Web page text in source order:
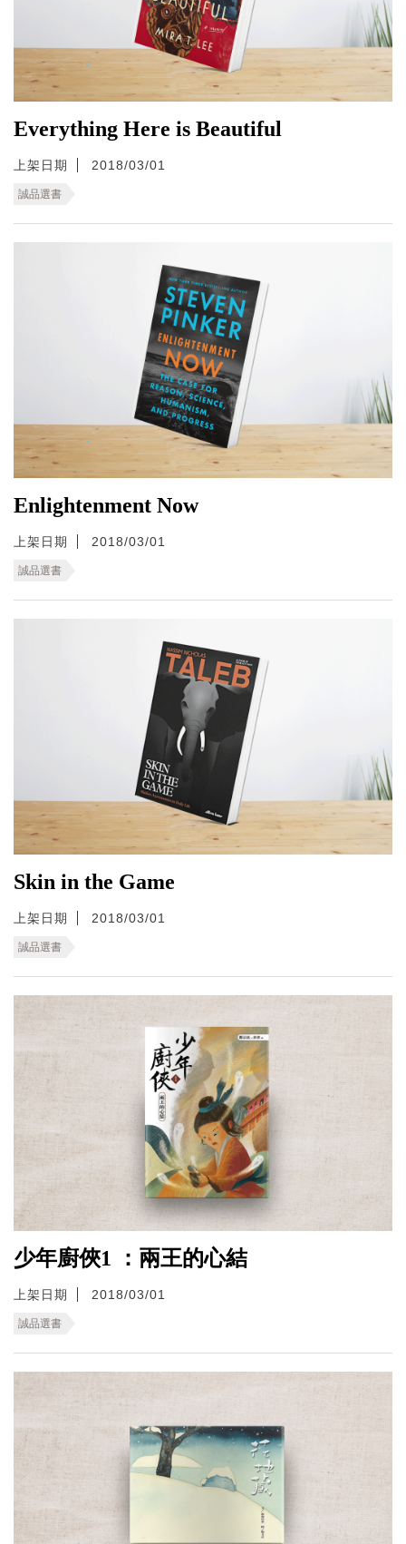
Everything Here is Beautiful
上架日期 2018/03/01
誠品選書
Enlightenment Now
上架日期 2018/03/01
誠品選書
Skin in the Game
上架日期 2018/03/01
誠品選書
少年廚俠1 ：兩王的心結
上架日期 2018/03/01
誠品選書